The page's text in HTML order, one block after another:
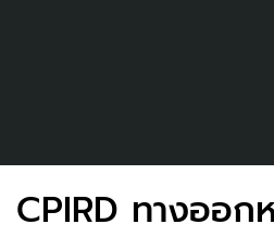
CPIRD ทางออ